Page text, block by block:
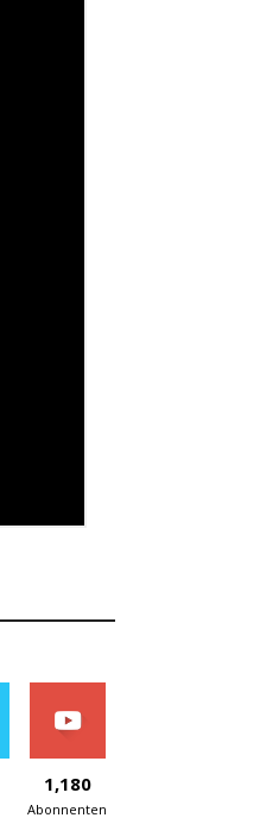
1,180
Abonnenten